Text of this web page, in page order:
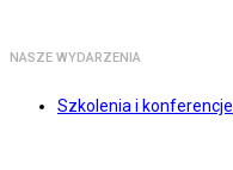
NASZE WYDARZENIA
Szkolenia i konferencje